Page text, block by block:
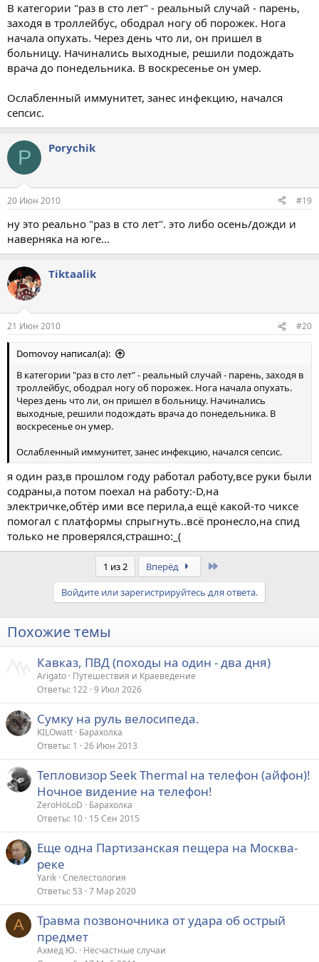
В категории "раз в сто лет" - реальный случай - парень,
заходя в троллейбус, ободрал ногу об порожек. Нога
начала опухать. Через день что ли, он пришел в
больницу. Начинались выходные, решили подождать
врача до понедельника. В воскресенье он умер.
Ослабленный иммунитет, занес инфекцию, начался
сепсис.
P Porychik
20 Июн 2010 #19
ну это реально "раз в сто лет". это либо осень/дожди и
наверняка на юге...
Tiktaalik
21 Июн 2010 #20
Domovoy написал(а):
В категории "раз в сто лет" - реальный случай - парень, заходя в
троллейбус, ободрал ногу об порожек. Нога начала опухать.
Через день что ли, он пришел в больницу. Начинались
выходные, решили подождать врача до понедельника. В
воскресенье он умер.
Ослабленный иммунитет, занес инфекцию, начался сепсис.
я один раз,в прошлом году работал работу,все руки были
содраны,а потом поехал на работу:-D,на
электричке,обтёр ими все перила,а ещё какой-то чиксе
помогал с платформы спрыгнуть..всё пронесло,на спид
только не проверялся,страшно:_(
1 из 2 Вперёд
Войдите или зарегистрируйтесь для ответа.
Похожие темы
Кавказ, ПВД (походы на один - два дня)
Arigato Путешествия и Краеведение
Ответы 122 9 Июл 2026
Сумку на руль велосипеда.
KILOwatt Барахолка
Ответы 1 26 Июн 2013
Тепловизор Seek Thermal на телефон (айфон)!
Ночное видение на телефон!
ZeroHoLoD
Барахолка
Ответы 10 15 Сен 2015
Еще одна Партизанская пещера на Москва-
реке
Yarik Спелестология
Ответы 53 7 Мар 2020
А
Травма позвоночника от удара об острый
предмет
Ахмед Ю. Несчастные случаи